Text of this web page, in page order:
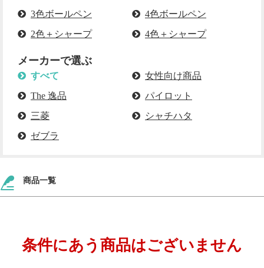
3色ボールペン
4色ボールペン
2色＋シャープ
4色＋シャープ
メーカーで選ぶ
すべて
女性向け商品
The 逸品
パイロット
三菱
シャチハタ
ゼブラ
商品一覧
条件にあう商品はございません